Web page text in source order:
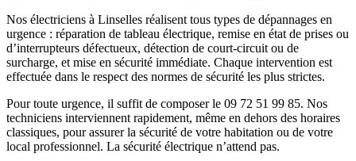
Nos électriciens à Linselles réalisent tous types de dépannages en
urgence : réparation de tableau électrique, remise en état de prises ou
d’interrupteurs défectueux, détection de court-circuit ou de
surcharge, et mise en sécurité immédiate. Chaque intervention est
effectuée dans le respect des normes de sécurité les plus strictes.
Pour toute urgence, il suffit de composer le 09 72 51 99 85. Nos
techniciens interviennent rapidement, même en dehors des horaires
classiques, pour assurer la sécurité de votre habitation ou de votre
local professionnel. La sécurité électrique n’attend pas.